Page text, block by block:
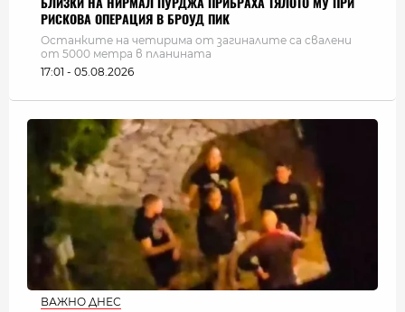
РИСКОВА ОПЕРАЦИЯ В БРОУД ПИК
Останките на четирима от загиналите са свалени
от 5000 метра в планината
17:01 - 05.08.2026
ВАЖНО ДНЕС